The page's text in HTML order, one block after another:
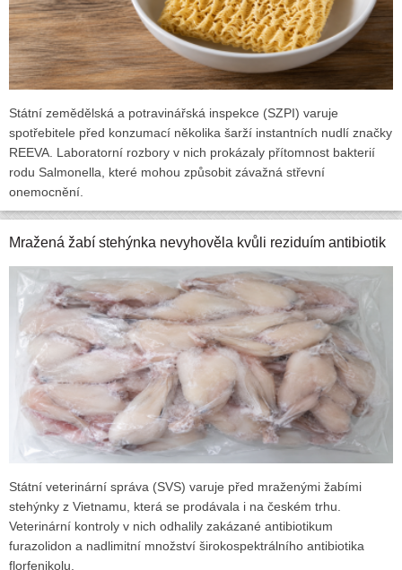
Státní zemědělská a potravinářská inspekce (SZPI) varuje
spotřebitele před konzumací několika šarží instantních nudlí značky
REEVA. Laboratorní rozbory v nich prokázaly přítomnost bakterií
rodu Salmonella, které mohou způsobit závažná střevní
onemocnění.
Mražená žabí stehýnka nevyhověla kvůli reziduím antibiotik
Státní veterinární správa (SVS) varuje před mraženými žabími
stehýnky z Vietnamu, která se prodávala i na českém trhu.
Veterinární kontroly v nich odhalily zakázané antibiotikum
furazolidon a nadlimitní množství širokospektrálního antibiotika
florfenikolu.